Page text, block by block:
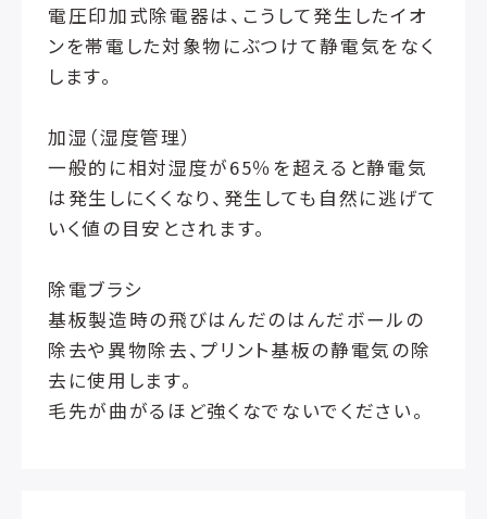
電圧印加式除電器は、こうして発生したイオ
ンを帯電した対象物にぶつけて静電気をなく
します。
加湿（湿度管理）
一般的に相対湿度が65％を超えると静電気
は発生しにくくなり、発生しても自然に逃げて
いく値の目安とされます。
除電ブラシ
基板製造時の飛びはんだのはんだボールの
除去や異物除去、プリント基板の静電気の除
去に使用します。
毛先が曲がるほど強くなでないでください。